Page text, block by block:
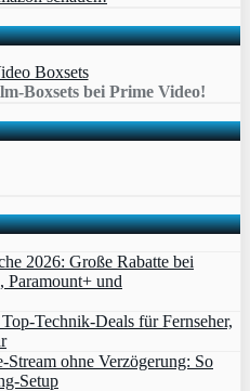
Boxsets bei Prime Video!
2026: Große Rabatte bei
und
Technik-Deals für Fernseher,
ohne Verzögerung: So
Setup